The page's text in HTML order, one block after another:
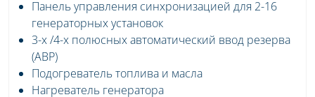
Панель управления синхронизацией для 2-16
генераторных установок
3-х /4-х полюсных автоматический ввод резерва
(АВР)
Подогреватель топлива и масла
Нагреватель генератора